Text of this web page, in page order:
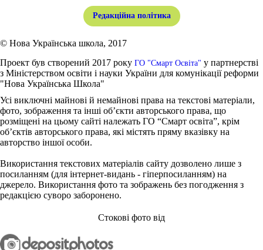
Редакційна політика
© Нова Українська школа, 2017
Проект був створений 2017 року ГО "Смарт Освіта" у партнерстві
з Міністерством освіти і науки України для комунікації реформи
"Нова Українська Школа"
Усі виключні майнові й немайнові права на текстові матеріали,
фото, зображення та інші об’єкти авторського права, що
розміщені на цьому сайті належать ГО “Смарт освіта”, крім
об’єктів авторського права, які містять пряму вказівку на
авторство іншої особи.
Використання текстових матеріалів сайту дозволено лише з
посиланням (для інтернет-видань - гіперпосиланням) на
джерело. Використання фото та зображень без погодження з
редакцією суворо заборонено.
Стокові фото від